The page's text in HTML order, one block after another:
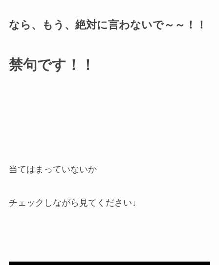
なら、もう、絶対に言わないで～～！！
禁句です！！
当てはまっていないか
チェックしながら見てください↓